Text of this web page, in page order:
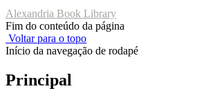
Alexandria Book Library
Fim do conteúdo da página
Voltar para o topo
Início da navegação de rodapé
Principal